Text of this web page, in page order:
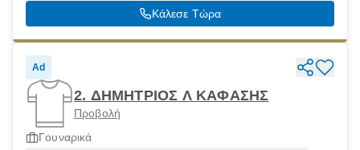
54627
Κάλεσε Τώρα
Ad
2. ΔΗΜΗΤΡΙΟΣ Λ ΚΑΦΑΣΗΣ
Προβολή
Γουναρικά